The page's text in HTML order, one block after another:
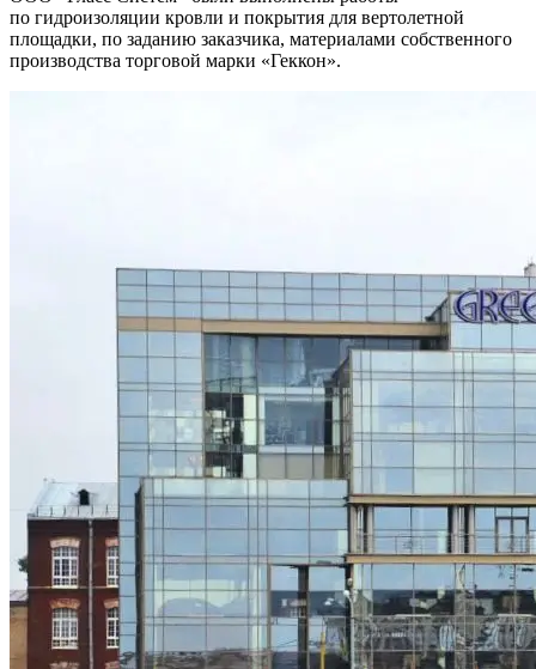
по гидроизоляции кровли и покрытия для вертолетной
площадки, по заданию заказчика, материалами собственного
производства торговой марки «Геккон».